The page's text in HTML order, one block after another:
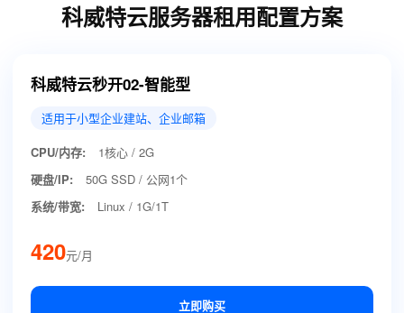
科威特云服务器租用配置方案
科威特云秒开02-智能型
适用于小型企业建站、企业邮箱
CPU/内存:
1核心 / 2G
硬盘/IP:
50G SSD / 公网1个
系统/带宽:
Linux / 1G/1T
420元/月
立即购买